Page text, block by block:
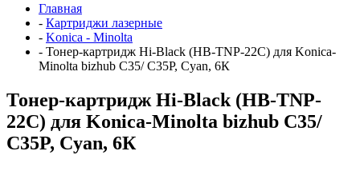
Главная
- Картриджи лазерные
- Konica - Minolta
- Тонер-картридж Hi-Black (HB-TNP-22C) для Konica-
Minolta bizhub C35/ C35P, Cyan, 6К
Тонер-картридж Hi-Black (HB-TNP-
22C) для Konica-Minolta bizhub C35/
C35P, Cyan, 6К